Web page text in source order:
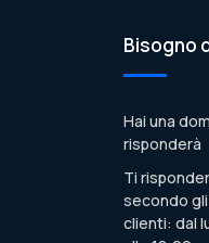
Bisogno
Hai una
risponderà
Ti
secondo
clienti: dal